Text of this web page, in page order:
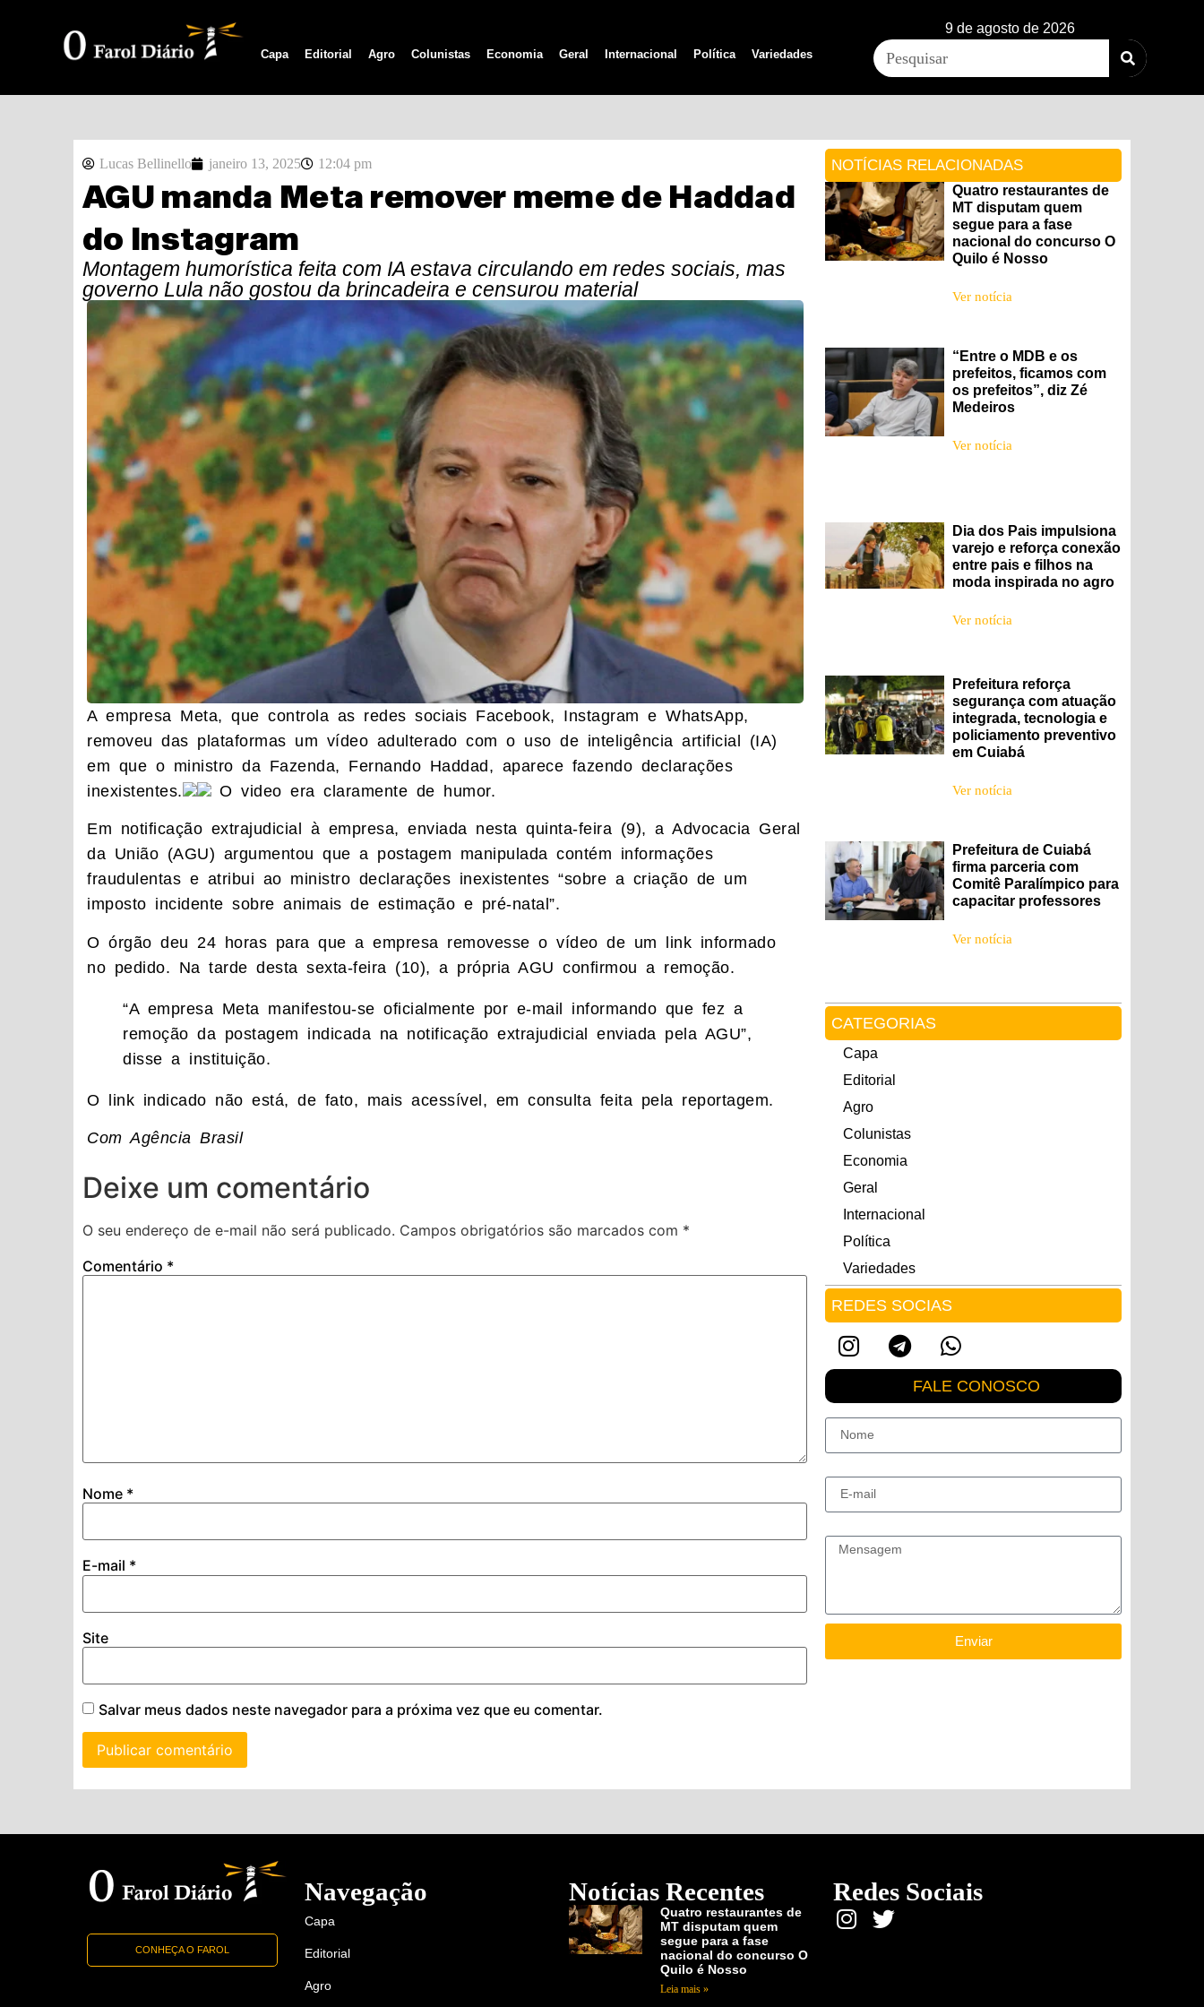
Capa Editorial Agro Colunistas Economia Geral Internacional Política Variedades
9 de agosto de 2026
Lucas Bellinello janeiro 13, 2025 12:04 pm
AGU manda Meta remover meme de Haddad
do Instagram
Montagem humorística feita com IA estava circulando em redes sociais, mas
governo Lula não gostou da brincadeira e censurou material
A empresa Meta, que controla as redes sociais Facebook, Instagram e WhatsApp,
removeu das plataformas um vídeo adulterado com o uso de inteligência artificial (IA)
em que o ministro da Fazenda, Fernando Haddad, aparece fazendo declarações
inexistentes.
O video era claramente de humor.
Em notificação extrajudicial à empresa, enviada nesta quinta-feira (9), a Advocacia Geral
da União (AGU) argumentou que a postagem manipulada contém informações
fraudulentas e atribui ao ministro declarações inexistentes “sobre a criação de um
imposto incidente sobre animais de estimação e pré-natal”.
O órgão deu 24 horas para que a empresa removesse o vídeo de um link informado
no pedido. Na tarde desta sexta-feira (10), a própria AGU confirmou a remoção.
“A empresa Meta manifestou-se oficialmente por e-mail informando que fez a
remoção da postagem indicada na notificação extrajudicial enviada pela AGU”,
disse a instituição.
O link indicado não está, de fato, mais acessível, em consulta feita pela reportagem.
Com Agência Brasil
Deixe um comentário
O seu endereço de e-mail não será publicado. Campos obrigatórios são marcados com *
Comentário *
Nome *
E-mail *
Site
Salvar meus dados neste navegador para a próxima vez que eu comentar.
NOTÍCIAS RELACIONADAS
Quatro restaurantes de
MT disputam quem
segue para a fase
nacional do concurso O
Quilo é Nosso
Ver notícia
“Entre o MDB e os
prefeitos, ficamos com
os prefeitos”, diz Zé
Medeiros
Ver notícia
Dia dos Pais impulsiona
varejo e reforça conexão
entre pais e filhos na
moda inspirada no agro
Ver notícia
Prefeitura reforça
segurança com atuação
integrada, tecnologia e
policiamento preventivo
em Cuiabá
Ver notícia
Prefeitura de Cuiabá
firma parceria com
Comitê Paralímpico para
capacitar professores
Ver notícia
CATEGORIAS
Capa
Editorial
Agro
Colunistas
Economia
Geral
Internacional
Política
Variedades
REDES SOCIAS
FALE CONOSCO
Enviar
CONHEÇA O FAROL
Navegação
Capa
Editorial
Agro
Notícias Recentes
Quatro restaurantes de
MT disputam quem
segue para a fase
nacional do concurso O
Quilo é Nosso
Leia mais »
Redes Sociais